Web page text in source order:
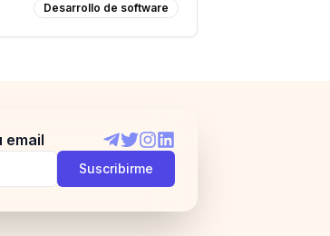
Desarrollo de software
email
Telegram
TwitterInstagram
LinkedIn
Suscribirme